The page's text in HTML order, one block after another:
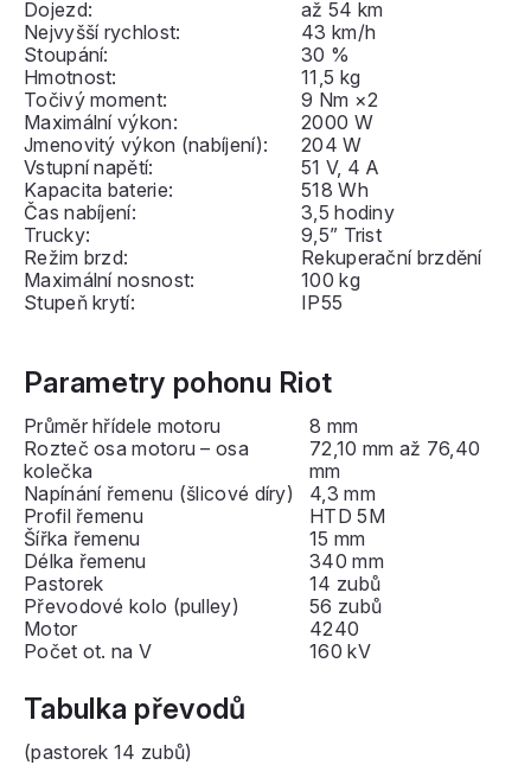
Dojezd:
až 54 km
Nejvyšší rychlost:
43 km/h
Stoupání:
30 %
Hmotnost:
11,5 kg
Točivý moment:
9 Nm ×2
Maximální výkon:
2000 W
Jmenovitý výkon (nabíjení):
204 W
Vstupní napětí:
51 V, 4 A
Kapacita baterie:
518 Wh
Čas nabíjení:
3,5 hodiny
Trucky:
9,5” Trist
Režim brzd:
Rekuperační brzdění
Maximální nosnost:
100 kg
Stupeň krytí:
IP55
Parametry pohonu Riot
Průměr hřídele motoru
8 mm
Rozteč osa motoru – osa
kolečka
72,10 mm až 76,40
mm
Napínání řemenu (šlicové díry)
4,3 mm
Profil řemenu
HTD 5M
Šířka řemenu
15 mm
Délka řemenu
340 mm
Pastorek
14 zubů
Převodové kolo (pulley)
56 zubů
Motor
4240
Počet ot. na V
160 kV
Tabulka převodů
(pastorek 14 zubů)